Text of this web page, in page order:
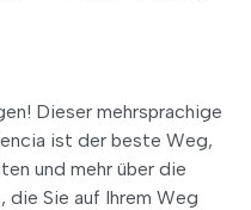
Dieser mehrsprachige
ist der beste Weg,
und mehr über die
die Sie auf Ihrem Weg